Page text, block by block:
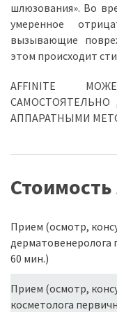
шлюзования». Во
умеренное
вызывающие
этом происходит
AFFINITE
АППАРАТНЫМИ
Прием (осмотр,
дерматовенеролога
60 мин.)
Прием (осмотр,
косметолога